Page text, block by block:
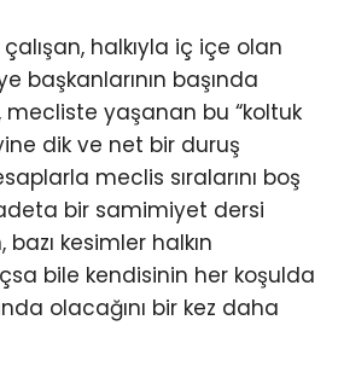
halkıyla iç içe olan
başkanlarının başında
mecliste yaşanan bu “koltuk
dik ve net bir duruş
meclis sıralarını boş
bir samimiyet dersi
bazı kesimler halkın
bile kendisinin her koşulda
olacağını bir kez daha